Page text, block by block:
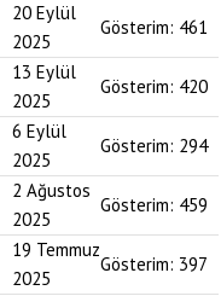
20 Eylül
2025
Gösterim: 461
13 Eylül
2025
Gösterim: 420
6 Eylül
2025
Gösterim: 294
2 Ağustos
2025
Gösterim: 459
19 Temmuz
2025
Gösterim: 397